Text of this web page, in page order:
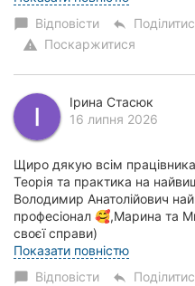
chat_bubble Відповісти reply
warning Поскаржитися
Ірина Стасюк
16 липня 2026
Щиро дякую всім
Теорія та практика на
Володимир Анатолійович
професіонал 🥰,Марина та
своєї справи)
Ірина адміністратор завжди
Показати повністю
chat_bubble Відповісти reply